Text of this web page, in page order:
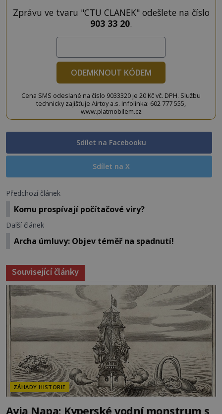
Zprávu ve tvaru "CTU CLANEK" odešlete na číslo
903 33 20.
ODEMKNOUT KÓDEM
Cena SMS odeslané na číslo 9033320 je 20 Kč vč. DPH. Službu
technicky zajišťuje Airtoy a.s. Infolinka: 602 777 555,
www.platmobilem.cz
Sdílet na Facebooku
Sdílet na X
Předchozí článek
Komu prospívají počítačové viry?
Další článek
Archa úmluvy: Objev téměř na spadnutí!
Související články
ZÁHADY HISTORIE
Ayia Napa: Kyperské vodní monstrum s